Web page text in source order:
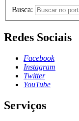
Busca:
Redes Sociais
Facebook
Instagram
Twitter
YouTube
Serviços